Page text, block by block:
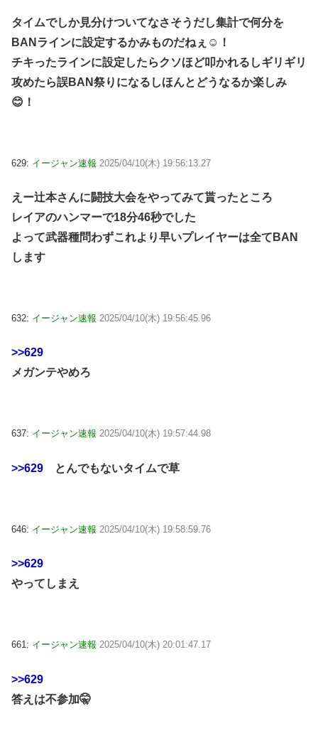
タイムでしか見分けついてなさそうだし集計で何分を
BANラインに設定するかみものだねぇ☺！
チキったラインに設定したらクソほど叩かれるしギリギリ
攻めたら誤BAN祭りになるしほんとどうなるか楽しみ
😊！
629: イージャン速報 2025/04/10(木) 19:56:13.27
えー辻本さんに闘技大会をやってみて貰ったところ
レイアのハンマーで18分46秒でした
よって武器種問わずこれより早いプレイヤーは全てBAN
します
632: イージャン速報 2025/04/10(木) 19:56:45.96
>>629
メガンテやめろ
637: イージャン速報 2025/04/10(木) 19:57:44.98
>>629 とんでもないタイムで草
646: イージャン速報 2025/04/10(木) 19:58:59.76
>>629
やってしまえ
661: イージャン速報 2025/04/10(木) 20:01:47.17
>>629
答えは不参加🤫